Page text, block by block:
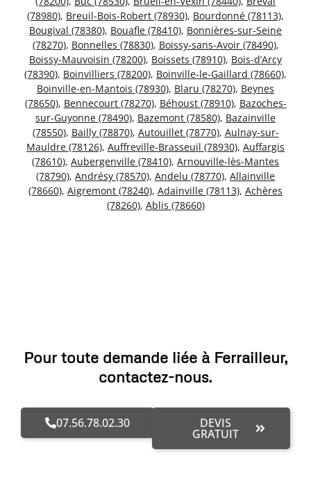
(78980), Breuil-Bois-Robert (78930), Bourdonné (78113),
Bougival (78380), Bouafle (78410), Bonnières-sur-Seine
(78270), Bonnelles (78830), Boissy-sans-Avoir (78490),
Boissy-Mauvoisin (78200), Boissets (78910), Bois-d’Arcy
(78390), Boinvilliers (78200), Boinville-le-Gaillard (78660),
Boinville-en-Mantois (78930), Blaru (78270), Beynes
(78650), Bennecourt (78270), Béhoust (78910), Bazoches-
sur-Guyonne (78490), Bazemont (78580), Bazainville
(78550), Bailly (78870), Autouillet (78770), Aulnay-sur-
Mauldre (78126), Auffreville-Brasseuil (78930), Auffargis
(78610), Aubergenville (78410), Arnouville-lès-Mantes
(78790), Andrésy (78570), Andelu (78770), Allainville
(78660), Aigremont (78240), Adainville (78113), Achères
(78260), Ablis (78660)
Pour toute demande liée à Ferrailleur,
contactez-nous.
07.56.78.02.30 DEVIS
GRATUIT